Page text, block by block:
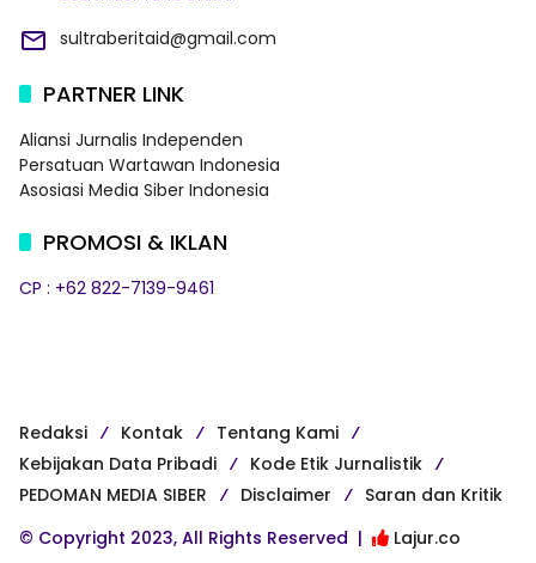
sultraberitaid@gmail.com
PARTNER LINK
Aliansi Jurnalis Independen
Persatuan Wartawan Indonesia
Asosiasi Media Siber Indonesia
PROMOSI & IKLAN
CP : +62 822-7139-9461
Redaksi Kontak
Tentang Kami
Kebijakan Data Pribadi
Kode Etik Jurnalistik
PEDOMAN MEDIA SIBER
Disclaimer
Saran dan Kritik
© Copyright 2023, All Rights Reserved |
Lajur.co